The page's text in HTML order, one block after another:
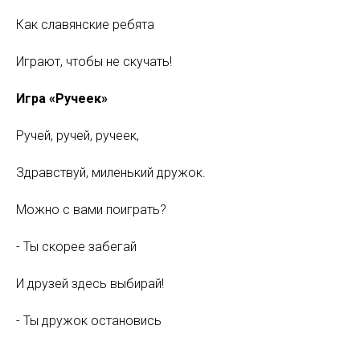
Как славянские ребята
Играют, чтобы не скучать!
Игра «Ручеек»
Ручей, ручей, ручеек,
Здравствуй, миленький дружок.
Можно с вами поиграть?
- Ты скорее забегай
И друзей здесь выбирай!
- Ты дружок остановись